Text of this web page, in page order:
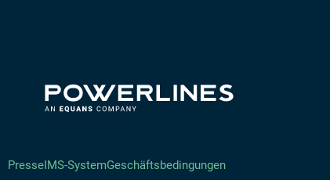
PresseIMS-SystemGeschäftsbedingungen